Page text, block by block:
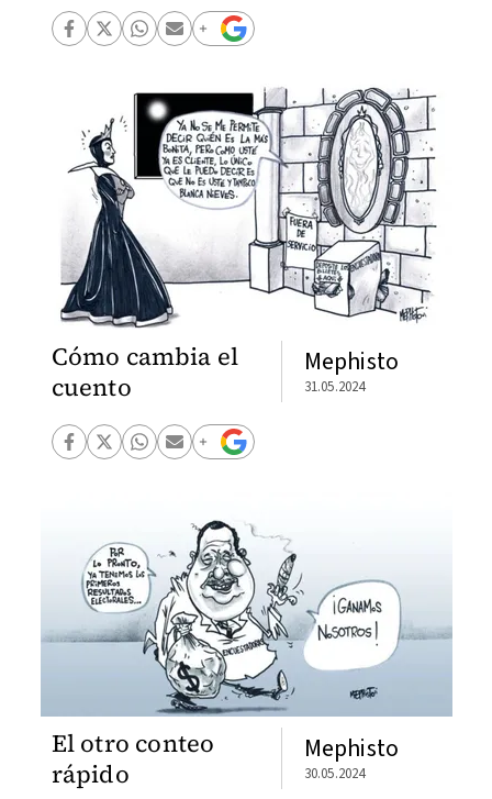
Cómo cambia el
cuento
Mephisto
31.05.2024
El otro conteo
rápido
Mephisto
30.05.2024